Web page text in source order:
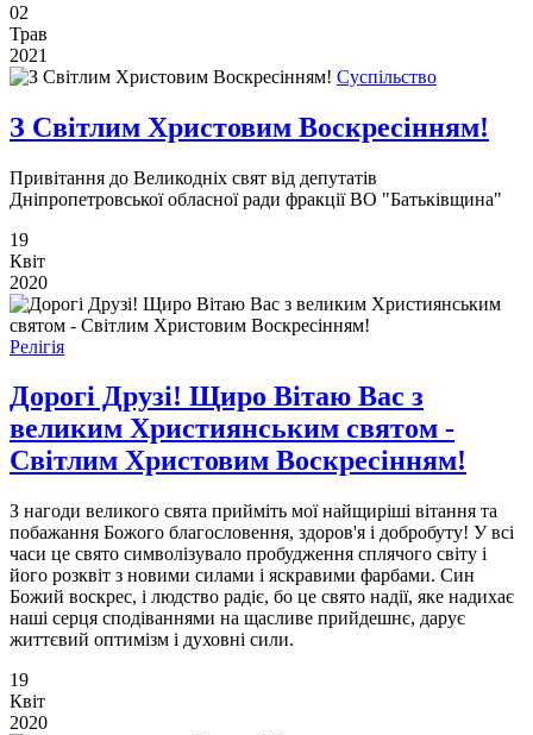
02
Трав
2021
Суспільство
З Світлим Христовим Воскресінням!
Привітання до Великодніх свят від депутатів
Дніпропетровської обласної ради фракції ВО "Батьківщина"
19
Квіт
2020
Релігія
Дорогі Друзі! Щиро Вітаю Вас з
великим Християнським святом -
Світлим Христовим Воскресінням!
З нагоди великого свята прийміть мої найщиріші вітання та
побажання Божого благословення, здоров'я і добробуту! У всі
часи це свято символізувало пробудження сплячого світу і
його розквіт з новими силами і яскравими фарбами. Син
Божий воскрес, і людство радіє, бо це свято надії, яке надихає
наші серця сподіваннями на щасливе прийдешнє, дарує
життєвий оптимізм і духовні сили.
19
Квіт
2020